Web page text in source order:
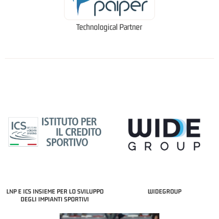
Technological Partner
LNP E ICS INSIEME PER LO SVILUPPO
DEGLI IMPIANTI SPORTIVI
WIDEGROUP